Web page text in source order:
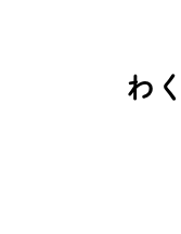
わ く